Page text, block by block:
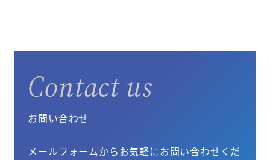
Contact us
お問い合わせ
メールフォームからお気軽にお問い合わせくだ